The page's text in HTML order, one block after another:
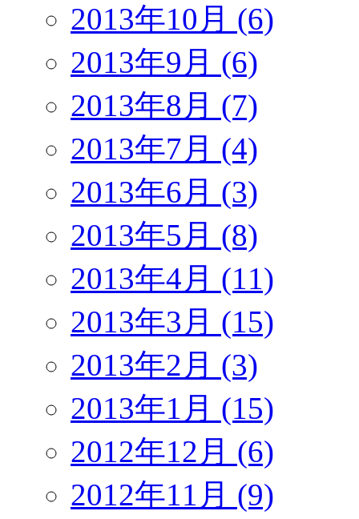
2013年10月 (6)
2013年9月 (6)
2013年8月 (7)
2013年7月 (4)
2013年6月 (3)
2013年5月 (8)
2013年4月 (11)
2013年3月 (15)
2013年2月 (3)
2013年1月 (15)
2012年12月 (6)
2012年11月 (9)